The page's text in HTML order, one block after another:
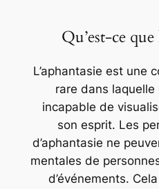
Qu’est-ce que
L’aphantasie est une
rare dans
incapable de
son esprit. Les
d’aphantasie ne
mentales de
d’événements.